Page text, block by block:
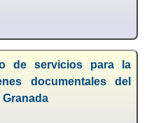
de servicios para la
documentales del